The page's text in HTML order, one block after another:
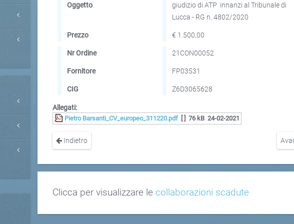
Oggetto
giudizio di ATP innanzi al Tribunale di
Lucca - RG n. 4802/2020
Prezzo € 1.500,00
Nr Ordine 21CON00052
Fornitore FP03531
CIG Z6D3065628
Allegati:
Pietro Barsanti_CV_europeo_311220.pdf [ ] 76 kB 24-02-2021
Indietro
Clicca per visualizzare le collaborazioni scadute